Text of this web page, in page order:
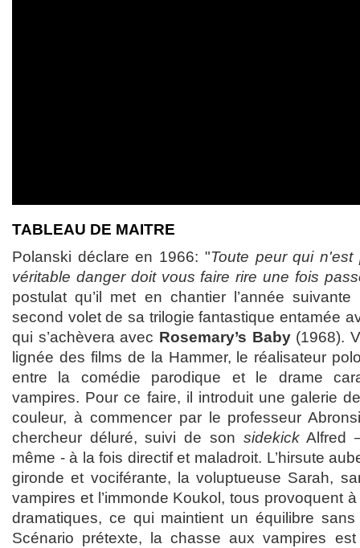
TABLEAU DE MAITRE
Polanski déclare en 1966: "Toute peur qui
véritable danger doit vous faire rire une fois
postulat qu’il met en chantier l’année suivante
second volet de sa trilogie fantastique entamée
qui s’achèvera avec Rosemary’s Baby(1968).
lignée des films de la Hammer, le réalisateur
entre la comédie parodique et le drame
vampires. Pour ce faire, il introduit une galerie
couleur, à commencer par le professeur
chercheur déluré, suivi de son sidekickAlfred
même - à la fois directif et maladroit. L’hirsute
gironde et vociférante, la voluptueuse Sarah,
vampires et l’immonde Koukol, tous provoquent
dramatiques, ce qui maintient un équilibre
Scénario prétexte, la chasse aux vampires